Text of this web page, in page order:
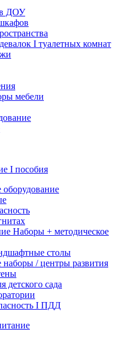
в ДОУ
I туалетных комнат
мебели
I пособия
Наборы + методическое
столы
/ центры развития
детского сада
I ПДД